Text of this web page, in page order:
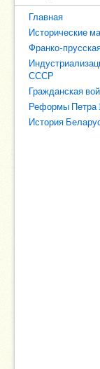
Главная
Исторические
Франко-
СССР
Гражданская
Реформы Петра
История